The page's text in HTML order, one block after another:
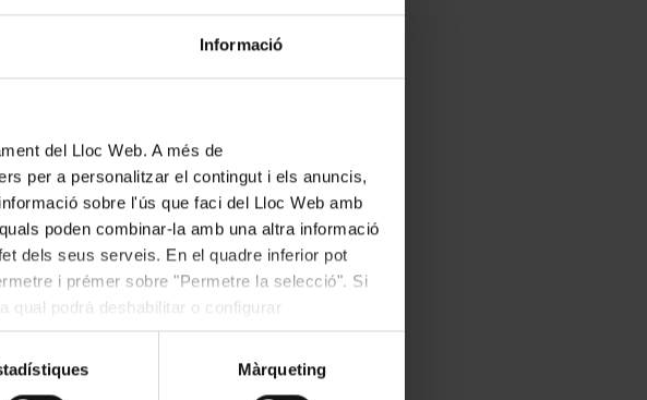
Informació
del Lloc Web. A més de
per a personalitzar el contingut i els anuncis,
sobre l'ús que faci del Lloc Web amb
poden combinar-la amb una altra informació
dels seus serveis. En el quadre inferior pot
i prémer sobre "Permetre la selecció". Si
qual podrà deshabilitar o configurar
Màrqueting